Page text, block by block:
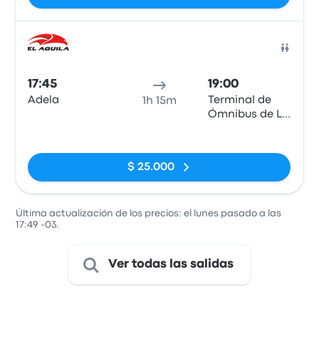
17:45
Adela 1h 15m
19:00
Terminal de
Ómnibus de La
$ 25.000
Última actualización de los precios: el lunes pasado a las
17:49 -03.
Ver todas las salidas